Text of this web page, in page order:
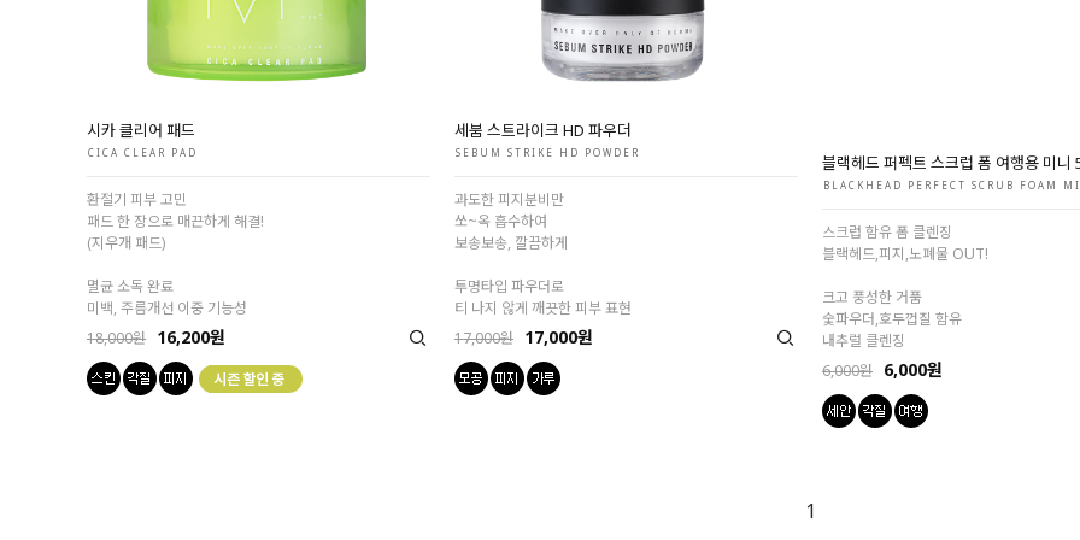
시카 클리어 패드
CICA CLEAR PAD
환절기 피부 고민
패드 한 장으로 매끈하게 해결!
(지우개 패드)
멸균 소독 완료
미백, 주름개선 이중 기능성
18,000원 16,200원
세붐 스트라이크 HD 파우더
SEBUM STRIKE HD POWDER
과도한 피지분비만
쏘~옥 흡수하여
보송보송, 깔끔하게
투명타입 파우더로
티 나지 않게 깨끗한 피부 표현
17,000원 17,000원
BLACKHEAD PERFECT SCRUB FOAM
블랙헤드,피지,노폐물 OUT!
크고 풍성한 거품
숯파우더,호두껍질 함유
내추럴 클렌징
6,000원 6,000원